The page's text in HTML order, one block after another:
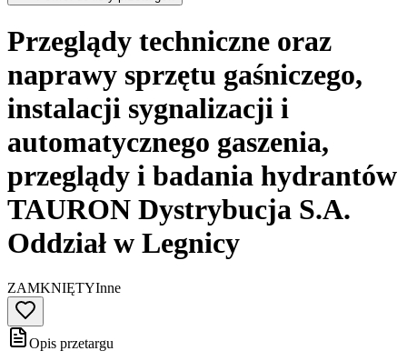
Przeglądy techniczne oraz
naprawy sprzętu gaśniczego,
instalacji sygnalizacji i
automatycznego gaszenia,
przeglądy i badania hydrantów
TAURON Dystrybucja S.A.
Oddział w Legnicy
ZAMKNIĘTYInne
Opis przetargu